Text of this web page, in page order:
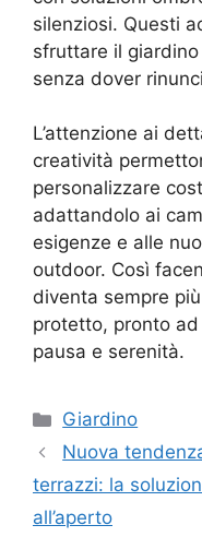
silenziosi. Questi
sfruttare il giardino
senza dover
L’attenzione ai
creatività
personalizzare
adattandolo ai
esigenze e alle
outdoor. Così
diventa sempre
protetto, pronto
pausa e serenità.
Categorie
Giardino
Nuova
terrazzi: la
all’aperto